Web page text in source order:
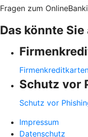
Fragen zum
Das könnte
Schutz vor
Schutz vor
Impressum
Datenschutz